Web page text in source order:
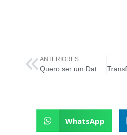
ANTERIORES
Quero ser um Data Protection Officer. O que devo fazer?
WhatsApp